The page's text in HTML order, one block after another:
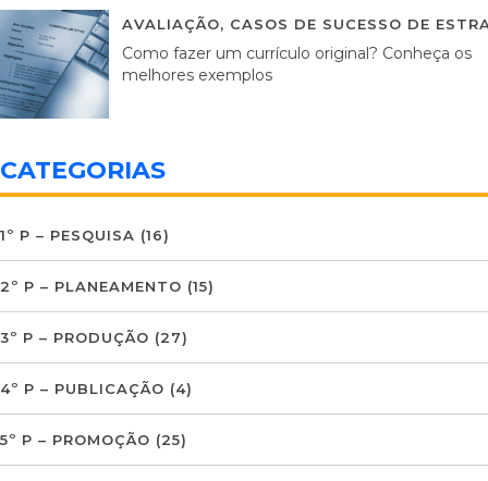
AVALIAÇÃO, CASOS DE SUCESSO DE
Como fazer um currículo original? Conheça os
melhores exemplos
CATEGORIAS
1º P – PESQUISA (16)
2º P – PLANEAMENTO (15)
3º P – PRODUÇÃO (27)
4º P – PUBLICAÇÃO (4)
5º P – PROMOÇÃO (25)